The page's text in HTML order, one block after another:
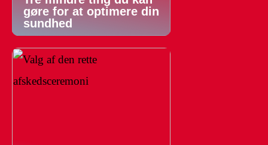
gøre for at optimere din
sundhed